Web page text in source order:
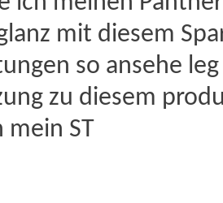
mit diesem
so ansehe
zu diesem
mein ST